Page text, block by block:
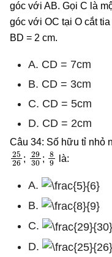
góc với AB. Gọi C là
góc với OC tại O cắt
BD = 2 cm.
A. CD = 7cm
B. CD = 3cm
C. CD = 5cm
D. CD = 2cm
Câu 34: Số hữu tỉ nhỏ
25 26
;
29 30
;
8 9
là:
A.
B.
C.
D.